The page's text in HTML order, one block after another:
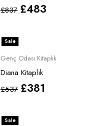
£837 £483
Sale
Genç Odası Kitaplık
Diana Kitaplık
£537 £381
Sale